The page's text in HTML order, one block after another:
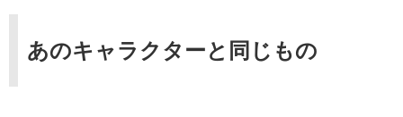
あのキャラクターと同じもの